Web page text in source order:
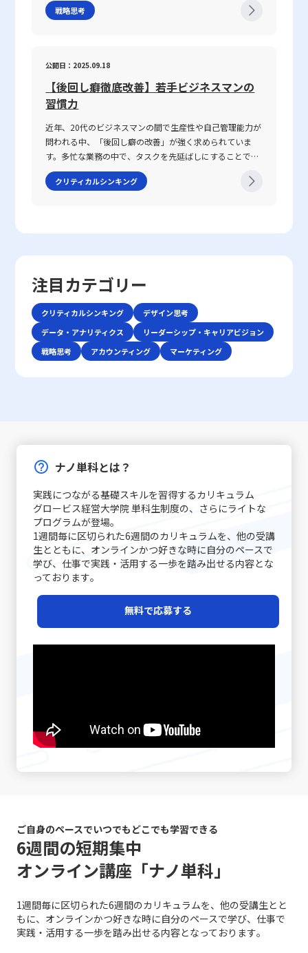
事で話が噛み合わない人との対処法を模索する上での鍵と
踏まえる必要があります。まず、会話の基本となる前提条
件を共有することが不可欠です。会議や打ち合わせの冒頭
で議論のゴールや目的、前提条件を再確認することで、話
の軸がぶれるのを防ぐことができます。具体的な対策とし
ては、以下の点が挙げられます。・まず、話の内容は具体
的に整理し、主語と述語を明確にすることが重要です。特
に急いでいる状況や複雑な問題を扱う場合、あいまいな表
現を避け、論点を整理して伝える努力が必要です。・次
に、相手の理解度を随時確認することが推奨されます。た
ブル回避に寄与します。・さらに、自己の思考を論理的に
果として仕事で話が噛み合わない人との対処法がより効果
的に機能します。論理的思考は、複雑な情報をシンプルに
まとめるための基本スキルであり、コミュニケーションの
質を大きく左右します。これらの注意点を踏まえた上で、
略と実践例 ここでは、「仕事で話が噛み合わない人との対
処法」として認識される具体的な戦略を、実践例とともに
解説します。多岐にわたる原因に対して、個々のケースに
応じた対策を講じることが求められます。まず、会話の開
始時に必ず現状の認識を共有することが基本です。長年の
経験が示すように、「話の前提条件を合わせる」ことは、
双方のコミュニケーションの齟齬を防ぐ第一歩です。たと
えば、新たなプロジェクトのキックオフミーティングで
は、各参加者が同じゴールと進行予定を共有することで、
後の誤解を避けることができます。また、日常的なコミュ
には話の流れからその理解度を汲み取る姿勢が重要です。
経験豊富なマネージャーの中には、相手の話し方をよく観
める手法を実践している方もいます。さらに、後日話の内
るために、日常的に論理的思考をトレーニングすることが
重要です。論理的に物事を整理し、因果関係を明確にする
多くのビジネスシーンで応用可能であり、適切に実践する
ことで、業務効率やチームの生産性の向上につながりま
す。経験に基づく実践例を参考に、各自の環境に合った方
法を柔軟に取り入れる姿勢が求められます。 まとめ 以上
は、単なる一方的な問題ではなく、双方の認識のズレや情
報伝達の不備、さらには思考の整理不足から来る複合的な
現象です。特に「仕事で話が噛み合わない人との対処法」
レゼンテーション、会議、さらにはオンラインツールを介
した対話など、多岐にわたるシーンで求められます。この
く、個人の素質と経験が複雑に絡み合っています。「ビジ
は、論理的思考、傾聴力、発信力といった要素を統合し、
相手に正確かつ効果的なメッセージを伝えることで、相手
より、メール、チャット、ビデオ会議など多様なコミュニ
ケーション手法が登場しました。しかし、テキストや非対
面のやりとりは時に「既読未読」「いいね」といった簡易
な反応だけに頼る傾向があり、誤解や遅延が発生する可能
性があります。このため、現代のビジネスシーンでは、対
む複合的なプロセスであり、相手にどこまで伝わったか、
あるいは誤解が生じたかを見極める能力が必要となりま
す。「ビジネスにおけるコミュニケーション能力」で成功
を収めるためには、自身の伝えたい内容を明確に定義し、
使用する手段・場面に応じて最適な技術を選択できる柔軟
性が求められます。 特に、若手ビジネスマンにとっては、
が質の高いコミュニケーションを実現する鍵となります。
を高めるためには、単に技術を習得するだけでなく、いく
つかの落とし穴や注意点を認識する必要があります。ま
ず、情報伝達とコミュニケーションの違いに注意が必要で
す。単なるデータや数字の伝達が成功したとしても、相手
がその情報をどう受け取り、行動に移すかはまた別の問題
です。「ビジネスにおけるコミュニケーション能力」にお
いては、相手に正しく意図が伝わるかどうかが重要であ
り、結果として行動変容が起こることが成功指標となりま
伝えることができないという不確実性があります。言葉だ
のバイアスにも気を付ける必要があります。各個人が持つ
固定概念や先入観は、意図しない誤解やコミュニケーショ
に正しいという前提に立たず、相手の立場や背景を十分に
も多い一方で、相手の感情に寄り添うことも必要不可欠で
す。論理だけでは伝え切れない部分や、感情を込めた発信
が不足していると、相手の共感を得ることが難しくなり、
結果的に意思疎通がうまくいかない可能性があります。こ
力」の現場においては、感情表現と論理的説明のバランス
を取るための訓練が不可欠です。 さらに、目的意識の欠如
にも注意が必要です。コミュニケーションは方法そのもの
ローバル化が進み、テクノロジーの急速な発展や市場環境
注意点を体系的に整理しました。 レッドオーシャンとは
「レッドオーシャン」とは、既存市場における熾烈な競争
環境を表す比喩表現です。この概念は、2005年にW・チャ
ー・オーシャン戦略』にて取り上げられ、赤く血に染まっ
た海をイメージすることで、限られた需要を巡って多数の
企業が激しく争う状況を表現しています。特に、レッドオ
ーシャの 戦い方としてのアプローチは、価格競争に終始し
やすい市場の中で如何にして自社の独自性を打ち出すか、
争いが交錯し、限られた市場シェアの取り合いが続きま
す。そのため、レッドオーシャンの戦い方においては、自
社の強みや独自性を生かした戦略立案が不可欠となりま
す。 レッドオーシャン 戦い方の基本戦略 レッドオーシャ
ン市場で成功を収めるためには、以下の3つの基本戦略が
有効であるとされています。第一に、差別化戦略です。他
社と同じ製品・サービスを提供していては、顧客は選択に
や労力を削減することで市場価格を下回る優位性を保持し
ます。ユニクロが示した事例のように、大量仕入れや生産
できれば、急激な価格競争にも耐える力が養われるので
す。ただし、過度なコスト削減は品質低下やブランド価値
の喪失というリスクもあるため、バランスを見極めること
が重要です。 第三に、ニッチ戦略です。市場全体ではな
く、特定の顧客セグメントや特定のニーズに特化すること
で、競争相手の少ない領域を開拓します。高級車市場にお
けるポルシェの例は、限られた層に対して圧倒的なブラン
ド価値を提供する成功例と言えるでしょう。この戦略は、
レッドオーシャンの戦い方の一環として、自社の強みや専
ンの戦い方」を模索する際、伝統的な戦略だけではなく、
デジタル技術の活用や情報分析に基づく意思決定が求めら
れるようになりました。 例えば、デジタルマーケティング
や宣伝方法とは一線を画す新たな方法として取り入れられ
ています。このように、レッドオーシャンの戦い方におい
ては、伝統的な戦略と最新のテクノロジーを融合させるこ
とで、競争優位性を確保する必要があるのです。 競争にお
ける成功事例と失敗事例 現実のビジネスシーンにおいて、
たります。成功した企業は、明確な戦略と確固たる差別
化、そして徹底したコスト管理を実践しています。たとえ
ば、コカ・コーラは新市場としてチューハイ・サワー市場
戦略思考
公開日：2025.09.18
【後回し癖徹底改善】若手ビジネスマンの
習慣力
近年、20代のビジネスマンの間で生産性や自己管理能力が
問われる中、「後回し癖の改善」が強く求められていま
す。多忙な業務の中で、タスクを先延ばしにすることで生
じるストレスや自信喪失、生産性の低下は、キャリア形成
において決定的なマイナス要素となりかねません。この記
改善に向けた実践的アプローチを解説します。 先延ばし癖
とは 先延ばし癖とは、必要なタスクや業務を期限内に着
手・遂行せず、後回しにする習慣や傾向を指します。この
現象は単なる怠慢や意志の弱さだけに起因するものではな
く、心理的要因や環境要因の複合的な結果とも言えます。
例えば、失敗への恐怖心や完璧主義、さらにはADHD（注
ます。たとえば、予定された期限までにタスクが完了しな
いことによるストレスの増加、結果的な自信喪失、そして
長期的にはキャリアチャンスの逸失へとつながります。こ
のような問題は個人だけでなく、チームや組織全体に影響
を及ぼすため、早期に原因を特定し、適切な対策を講じる
ことが求められます。先延ばし癖に取り組むプロセスは、
自分自身を見つめ直し、効率的な業務遂行と成長機会を確
実に捉えるための重要なステップと言えるでしょう。 近年
は特に、テクノロジーの発展とともに多様な働き方が広が
る中で、自己管理能力が強く問われるようになりました。
慣の見直しにとどまらず、自己のキャリア戦略を見直すた
めの重要な要素ともなっています。次のセクションでは、
トについて詳述していきます。 先延ばし癖の注意点 先延
を生むことになります。また、タスクが山積みになること
により、精神的・肉体的なストレスが急増する点にも十分
リア上の成長機会や重要なチャンスが逃されることにつな
がります。そのため、先延ばし癖は単なる個人的な問題に
留まらず、社会人としての基礎力や信頼性を左右する重大
な問題と言えます。 ここで特に留意すべきは、先延ばしの
いるという点です。完璧主義者は、全ての条件が整うのを
待ってから行動するため、結果としてタスクが無期限に先
延ばしにされる傾向があります。一方、失敗を恐れる心理
クリティカルシンキング
注目カテゴリー
クリティカルシンキング
デザイン思考
データ・アナリティクス
リーダーシップ・キャリアビジョン
戦略思考
アカウンティング マーケティング
ナノ単科とは？
実践につながる基礎スキルを習得するカリキュラム
グロービス経営大学院 単科生制度の、さらにライトな
プログラムが登場｡
1週間毎に区切られた6週間のカリキュラムを、他の受講
生とともに、オンラインかつ好きな時に自分のペースで
学び、仕事で実践・活用する一歩を踏み出せる内容とな
っております｡
無料で応募する
ご自身のペースでいつでもどこでも学習できる
6週間の短期集中
オンライン講座「ナノ単科」
1週間毎に区切られた6週間のカリキュラムを、他の受講生とと
もに、オンラインかつ好きな時に自分のペースで学び、仕事で
実践・活用する一歩を踏み出せる内容となっております｡